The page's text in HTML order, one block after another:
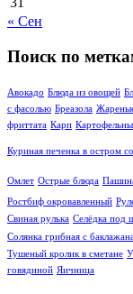
« Сен
Поиск по
Авокадо Блюда из овощей
с фасолью Бреазола
фриттата Карп
Куриная печенка в остром
Омлет Острые блюда
Ростбиф окровавлeнный
Свиная рулька Селёдка под
Солянка грибная с
Тушеный кролик в сметане
говядиной Яичница